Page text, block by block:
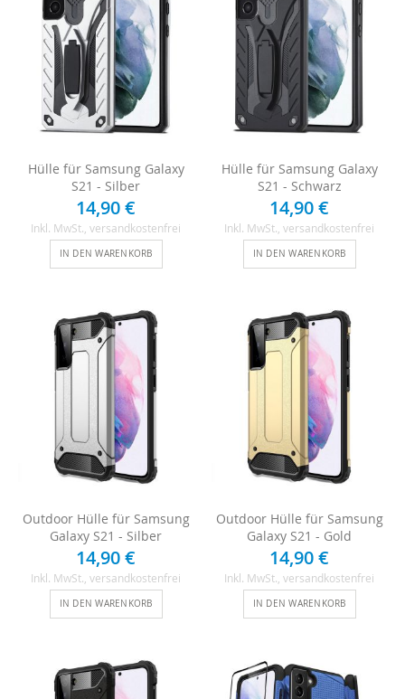
Hülle für Samsung Galaxy
S21 - Silber
14,90 €
Inkl. MwSt. , versandkostenfrei
IN DEN WARENKORB
Hülle für Samsung Galaxy
S21 - Schwarz
14,90 €
Inkl. MwSt. , versandkostenfrei
IN DEN WARENKORB
Outdoor Hülle für Samsung
Galaxy S21 - Silber
14,90 €
Inkl. MwSt., versandkostenfrei
IN DEN WARENKORB
Outdoor Hülle für Samsung
Galaxy S21 - Gold
14,90 €
Inkl. MwSt., versandkostenfrei
IN DEN WARENKORB